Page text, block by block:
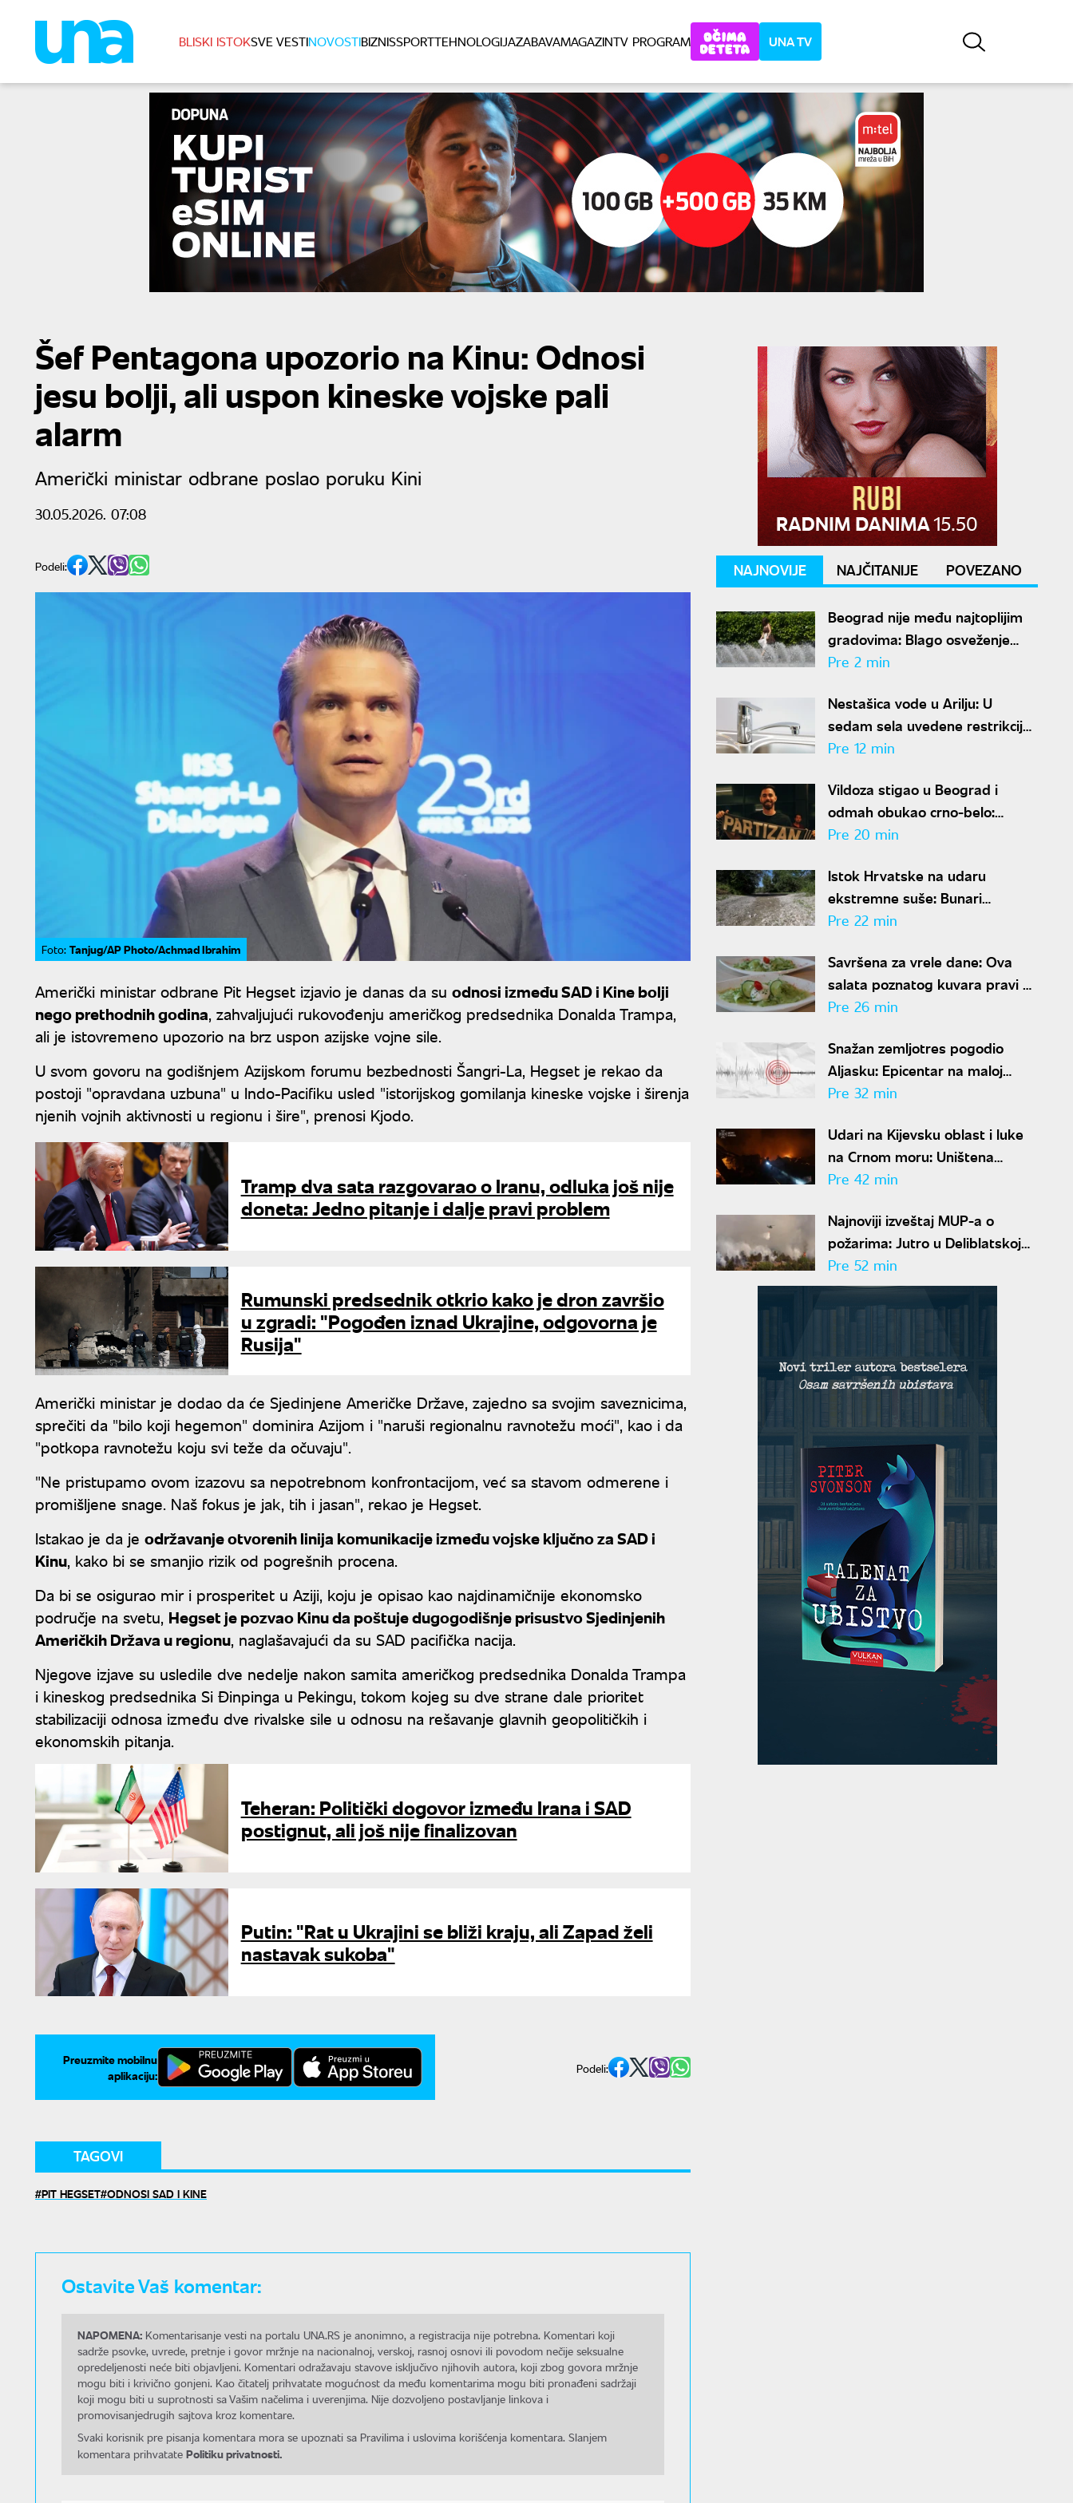
BLISKI ISTOKSVE VESTINOVOSTIBIZNISSPORTTEHNOLOGIJAZABAVAMAGAZINTV PROGRAM UNA TV
Šef Pentagona upozorio na Kinu: Odnosi
jesu bolji, ali uspon kineske vojske pali
alarm
Američki ministar odbrane poslao poruku Kini
30.05.2026. 07:08
Podeli:
Foto: Tanjug/AP Photo/Achmad Ibrahim
Američki ministar odbrane Pit Hegset izjavio je danas da su odnosi između SAD i Kine bolji
nego prethodnih godina, zahvaljujući rukovođenju američkog predsednika Donalda Trampa,
ali je istovremeno upozorio na brz uspon azijske vojne sile.
U svom govoru na godišnjem Azijskom forumu bezbednosti Šangri-La, Hegset je rekao da
postoji "opravdana uzbuna" u Indo-Pacifiku usled "istorijskog gomilanja kineske vojske i širenja
njenih vojnih aktivnosti u regionu i šire", prenosi Kjodo.
Tramp dva sata razgovarao o Iranu, odluka još nije
doneta: Jedno pitanje i dalje pravi problem
Rumunski predsednik otkrio kako je dron završio
u zgradi: "Pogođen iznad Ukrajine, odgovorna je
Rusija"
Američki ministar je dodao da će Sjedinjene Američke Države, zajedno sa svojim saveznicima,
sprečiti da "bilo koji hegemon" dominira Azijom i "naruši regionalnu ravnotežu moći", kao i da
"potkopa ravnotežu koju svi teže da očuvaju".
"Ne pristupamo ovom izazovu sa nepotrebnom konfrontacijom, već sa stavom odmerene i
promišljene snage. Naš fokus je jak, tih i jasan", rekao je Hegset.
Istakao je da je održavanje otvorenih linija komunikacije između vojske ključno za SAD i
Kinu, kako bi se smanjio rizik od pogrešnih procena.
Da bi se osigurao mir i prosperitet u Aziji, koju je opisao kao najdinamičnije ekonomsko
područje na svetu, Hegset je pozvao Kinu da poštuje dugogodišnje prisustvo Sjedinjenih
Američkih Država u regionu, naglašavajući da su SAD pacifička nacija.
Njegove izjave su usledile dve nedelje nakon samita američkog predsednika Donalda Trampa
i kineskog predsednika Si Đinpinga u Pekingu, tokom kojeg su dve strane dale prioritet
stabilizaciji odnosa između dve rivalske sile u odnosu na rešavanje glavnih geopolitičkih i
ekonomskih pitanja.
Teheran: Politički dogovor između Irana i SAD
postignut, ali još nije finalizovan
Putin: "Rat u Ukrajini se bliži kraju, ali Zapad želi
nastavak sukoba"
Preuzmite mobilnu
aplikaciju:
Podeli:
TAGOVI
PIT HEGSET ODNOSI SAD I KINE
Ostavite Vaš komentar:
NAPOMENA: Komentarisanje vesti na portalu UNA.RS je anonimno, a registracija nije potrebna. Komentari koji
sadrže psovke, uvrede, pretnje i govor mržnje na nacionalnoj, verskoj, rasnoj osnovi ili povodom nečije seksualne
opredeljenosti neće biti objavljeni. Komentari odražavaju stavove isključivo njihovih autora, koji zbog govora mržnje
mogu biti i krivično gonjeni. Kao čitatelj prihvatate mogućnost da među komentarima mogu biti pronađeni sadržaji
koji mogu biti u suprotnosti sa Vašim načelima i uverenjima. Nije dozvoljeno postavljanje linkova i
promovisanjedrugih sajtova kroz komentare.
Svaki korisnik pre pisanja komentara mora se upoznati sa Pravilima i uslovima korišćenja komentara. Slanjem
komentara prihvatate Politiku privatnosti.
NAJNOVIJE NAJČITANIJE POVEZANO
Beograd nije među najtoplijim
gradovima: Blago osveženje
oborilo temperature, RHMZ
Pre 2 min
Nestašica vode u Arilju: U
sedam sela uvedene restrikcije
zbog prekomerne potrošnje
Pre 12 min
Vildoza stigao u Beograd i
odmah obukao crno-belo:
Argentinac zvanično u Partizanu
Pre 20 min
Istok Hrvatske na udaru
ekstremne suše: Bunari
presušili, Dunav pao na istorijski
Pre 22 min
Savršena za vrele dane: Ova
salata poznatog kuvara pravi se
za samo 10 minuta
Pre 26 min
Snažan zemljotres pogodio
Aljasku: Epicentar na maloj
dubini
Pre 32 min
Udari na Kijevsku oblast i luke
na Crnom moru: Uništena
fabrika projektila, u napadu ima
Pre 42 min
Najnoviji izveštaj MUP-a o
požarima: Jutro u Deliblatskoj
peščari mirnije, helikopteri se
sele na Stolove
Pre 52 min